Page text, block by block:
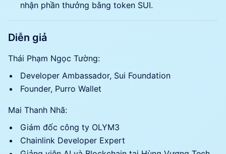
nhận phần thưởng bằng token SUI.
Diễn giả
Thái Phạm Ngọc Tường:
Developer Ambassador, Sui Foundation
Founder, Purro Wallet
Mai Thanh Nhã:
Giám đốc công ty OLYM3
Chainlink Developer Expert